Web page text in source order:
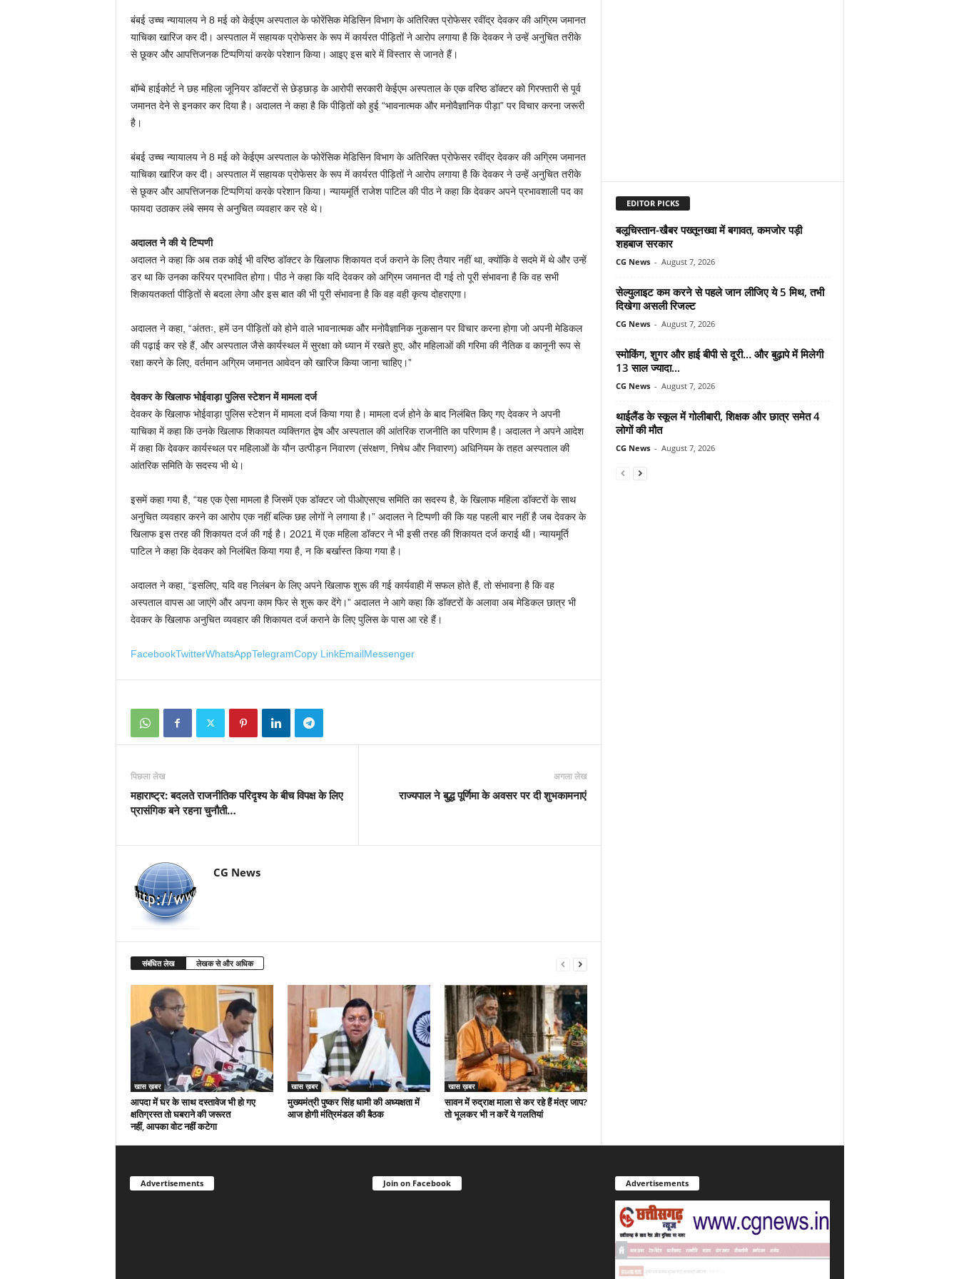
बंबई उच्च न्यायालय ने 8 मई को केईएम अस्पताल के फोरेंसिक मेडिसिन विभाग के अतिरिक्त प्रोफेसर रवींद्र देवकर की अग्रिम जमानत
याचिका खारिज कर दी। अस्पताल में सहायक प्रोफेसर के रूप में कार्यरत पीड़ितों ने आरोप लगाया है कि देवकर ने उन्हें अनुचित तरीके
से छूकर और आपत्तिजनक टिप्पणियां करके परेशान किया। आइए इस बारे में विस्तार से जानते हैं।
बॉम्बे हाईकोर्ट ने छह महिला जूनियर डॉक्टरों से छेड़छाड़ के आरोपी सरकारी केईएम अस्पताल के एक वरिष्ठ डॉक्टर को गिरफ्तारी से पूर्व
जमानत देने से इनकार कर दिया है। अदालत ने कहा है कि पीड़ितों को हुई “भावनात्मक और मनोवैज्ञानिक पीड़ा” पर विचार करना जरूरी
है।
बंबई उच्च न्यायालय ने 8 मई को केईएम अस्पताल के फोरेंसिक मेडिसिन विभाग के अतिरिक्त प्रोफेसर रवींद्र देवकर की अग्रिम जमानत
याचिका खारिज कर दी। अस्पताल में सहायक प्रोफेसर के रूप में कार्यरत पीड़ितों ने आरोप लगाया है कि देवकर ने उन्हें अनुचित तरीके
से छूकर और आपत्तिजनक टिप्पणियां करके परेशान किया। न्यायमूर्ति राजेश पाटिल की पीठ ने कहा कि देवकर अपने प्रभावशाली पद का
फायदा उठाकर लंबे समय से अनुचित व्यवहार कर रहे थे।
अदालत ने की ये टिप्पणी
अदालत ने कहा कि अब तक कोई भी वरिष्ठ डॉक्टर के खिलाफ शिकायत दर्ज कराने के लिए तैयार नहीं था, क्योंकि वे सदमे में थे और उन्हें
डर था कि उनका करियर प्रभावित होगा। पीठ ने कहा कि यदि देवकर को अग्रिम जमानत दी गई तो पूरी संभावना है कि वह सभी
शिकायतकर्ता पीड़ितों से बदला लेगा और इस बात की भी पूरी संभावना है कि वह वही कृत्य दोहराएगा।
अदालत ने कहा, “अंततः, हमें उन पीड़ितों को होने वाले भावनात्मक और मनोवैज्ञानिक नुकसान पर विचार करना होगा जो अपनी मेडिकल
की पढ़ाई कर रहे हैं, और अस्पताल जैसे कार्यस्थल में सुरक्षा को ध्यान में रखते हुए, और महिलाओं की गरिमा की नैतिक व कानूनी रूप से
रक्षा करने के लिए, वर्तमान अग्रिम जमानत आवेदन को खारिज किया जाना चाहिए।”
देवकर के खिलाफ भोईवाड़ा पुलिस स्टेशन में मामला दर्ज
देवकर के खिलाफ भोईवाड़ा पुलिस स्टेशन में मामला दर्ज किया गया है। मामला दर्ज होने के बाद निलंबित किए गए देवकर ने अपनी
याचिका में कहा कि उनके खिलाफ शिकायत व्यक्तिगत द्वेष और अस्पताल की आंतरिक राजनीति का परिणाम है। अदालत ने अपने आदेश
में कहा कि देवकर कार्यस्थल पर महिलाओं के यौन उत्पीड़न निवारण (संरक्षण, निषेध और निवारण) अधिनियम के तहत अस्पताल की
आंतरिक समिति के सदस्य भी थे।
इसमें कहा गया है, “यह एक ऐसा मामला है जिसमें एक डॉक्टर जो पीओएसएच समिति का सदस्य है, के खिलाफ महिला डॉक्टरों के साथ
अनुचित व्यवहार करने का आरोप एक नहीं बल्कि छह लोगों ने लगाया है।” अदालत ने टिप्पणी की कि यह पहली बार नहीं है जब देवकर के
खिलाफ इस तरह की शिकायत दर्ज की गई है। 2021 में एक महिला डॉक्टर ने भी इसी तरह की शिकायत दर्ज कराई थी। न्यायमूर्ति
पाटिल ने कहा कि देवकर को निलंबित किया गया है, न कि बर्खास्त किया गया है।
अदालत ने कहा, “इसलिए, यदि वह निलंबन के लिए अपने खिलाफ शुरू की गई कार्यवाही में सफल होते हैं, तो संभावना है कि वह
अस्पताल वापस आ जाएंगे और अपना काम फिर से शुरू कर देंगे।” अदालत ने आगे कहा कि डॉक्टरों के अलावा अब मेडिकल छात्र भी
देवकर के खिलाफ अनुचित व्यवहार की शिकायत दर्ज कराने के लिए पुलिस के पास आ रहे हैं।
FacebookTwitterWhatsAppTelegramCopy LinkEmailMessenger
पिछला लेख
महाराष्ट्र: बदलते राजनीतिक परिदृश्य के बीच विपक्ष के लिए
प्रासंगिक बने रहना चुनौती…
अगला लेख
राज्यपाल ने बुद्ध पूर्णिमा के अवसर पर दी शुभकामनाएं
CG News
संबंधित लेख लेखक से और अधिक
खास ख़बर
आपदा में घर के साथ दस्तावेज भी हो गए
क्षतिग्रस्त तो घबराने की जरूरत
नहीं, आपका वोट नहीं कटेगा
खास ख़बर
मुख्यमंत्री पुष्कर सिंह धामी की अध्यक्षता में
आज होगी मंत्रिमंडल की बैठक
खास ख़बर
सावन में रुद्राक्ष माला से कर रहे हैं मंत्र जाप?
तो भूलकर भी न करें ये गलतियां
EDITOR PICKS
बलूचिस्तान-खैबर पख्तूनख्वा में बगावत, कमजोर पड़ी
शहबाज सरकार
CG News - August 7, 2026
सेल्युलाइट कम करने से पहले जान लीजिए ये 5 मिथ, तभी
दिखेगा असली रिजल्ट
CG News - August 7, 2026
स्मोकिंग, शुगर और हाई बीपी से दूरी… और बुढ़ापे में मिलेगी
13 साल ज्यादा...
CG News - August 7, 2026
थाईलैंड के स्कूल में गोलीबारी, शिक्षक और छात्र समेत 4
लोगों की मौत
CG News - August 7, 2026
Advertisements Join on Facebook Advertisements